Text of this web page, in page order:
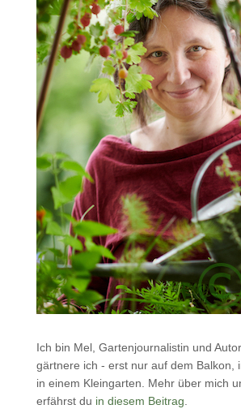
Ich bin Mel, Gartenjournalistin und
gärtnere ich - erst nur auf dem Balkon,
in einem Kleingarten. Mehr über mich
erfährst du in diesem Beitrag.